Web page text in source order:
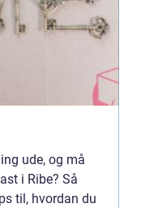
ude, og må
i Ribe? Så
til, hvordan du